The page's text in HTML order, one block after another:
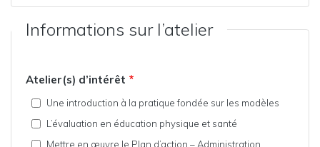
Informations sur l’atelier
Atelier(s) d’intérêt
Une
à
la
Une introduction à la pratique fondée sur les modèles
L’évaluation
L’évaluation en éducation physique et santé
Mettre
Mettre en œuvre le Plan d’action – Administration